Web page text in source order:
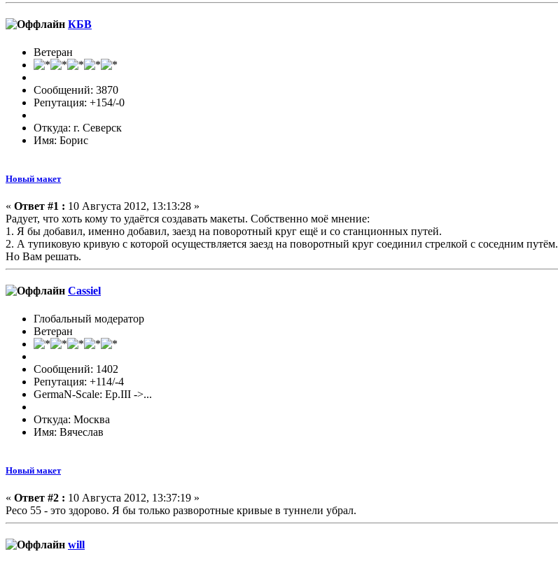
КБВ
Ветеран
Сообщений: 3870
Репутация: +154/-0
Откуда: г. Северск
Имя: Борис
Новый макет
« Ответ #1 : 10 Августа 2012, 13:13:28 »
Радует, что хоть кому то удаётся создавать макеты. Собственно моё мнение:
1. Я бы добавил, именно добавил, заезд на поворотный круг ещё и со станционных путей.
2. А тупиковую кривую с которой осуществляется заезд на поворотный круг соединил стрелкой с соседним путём.
Но Вам решать.
Cassiel
Глобальный модератор
Ветеран
Сообщений: 1402
Репутация: +114/-4
GermaN-Scale: Ep.III ->...
Откуда: Москва
Имя: Вячеслав
Новый макет
« Ответ #2 : 10 Августа 2012, 13:37:19 »
Peco 55 - это здорово. Я бы только разворотные кривые в туннели убрал.
will